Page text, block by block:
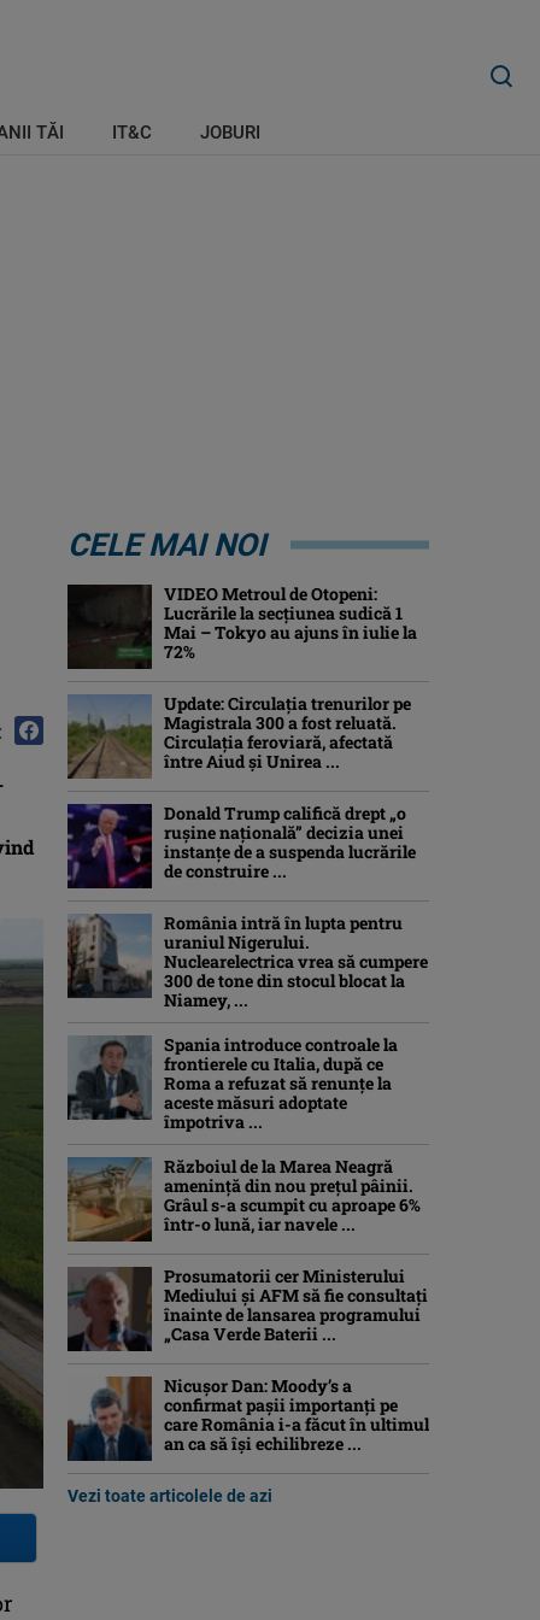
TĂI IT&C JOBURI
CELE MAI NOI
VIDEO Metroul de Otopeni:
Lucrările la secțiunea sudică 1
Mai – Tokyo au ajuns în iulie la
72%
Update: Circulația trenurilor pe
Magistrala 300 a fost reluată.
Circulația feroviară, afectată
între Aiud şi Unirea ...
Donald Trump califică drept „o
ruşine naţională” decizia unei
instanțe de a suspenda lucrările
de construire ...
România intră în lupta pentru
uraniul Nigerului.
Nuclearelectrica vrea să cumpere
300 de tone din stocul blocat la
Niamey, ...
Spania introduce controale la
frontierele cu Italia, după ce
Roma a refuzat să renunțe la
aceste măsuri adoptate
împotriva ...
Războiul de la Marea Neagră
amenință din nou prețul pâinii.
Grâul s-a scumpit cu aproape 6%
într-o lună, iar navele ...
Prosumatorii cer Ministerului
Mediului și AFM să fie consultați
înainte de lansarea programului
„Casa Verde Baterii ...
Nicușor Dan: Moody’s a
confirmat pașii importanți pe
care România i-a făcut în ultimul
an ca să își echilibreze ...
Vezi toate articolele de azi